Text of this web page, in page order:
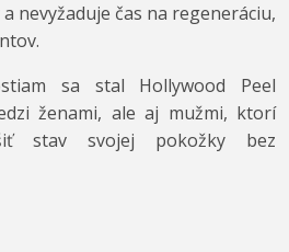
nevyžaduje čas na regeneráciu,
sa stal Hollywood Peel
ženami, ale aj mužmi, ktorí
stav svojej pokožky bez